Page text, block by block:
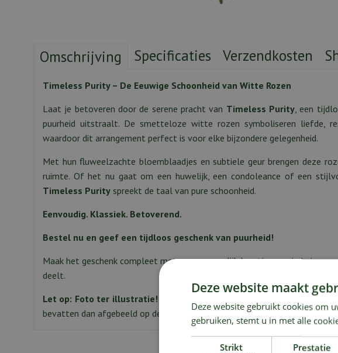
Omschrijving Specificaties Verzendkosten
Timeless Purity – De Eeuwige Schoonheid van Witte Rozen
Laat je betoveren door de serene pracht van Timeless Purity, een
puurheid uitstraalt. De smetteloze witte rozen symboliseren liefde,
waardoor dit arrangement perfect is voor elke bijzondere gelegenheid.
Met hun fluweelzachte bloemblaadjes en subtiele geur brengen deze
ruimte. Of het nu gaat om een huwelijk, een condoleance of een
Timeless Purity spreekt de taal van pure schoonheid.
Eenvoudig. Klassiek. Betoverend.
Bestel nu en geef een tijdloos geschenk van puurheid!
Maak het geschenk compleet met een persoonlijk kaartje, waarin je jouw
deelt.
Let op: Foto ter illustratie!
Afhankelijk van het gekozen bedrag zal dit
bevatten dan afgebeeld op de foto.
Deze website maakt
Deze website gebruikt cookies om
gebruiken, stemt u in met alle
Strikt
Prestatie